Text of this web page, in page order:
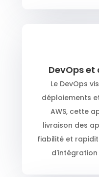
DevOps
Le DevOps
déploiements
AWS, cette
livraison des
fiabilité et